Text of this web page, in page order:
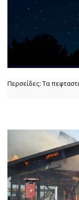
Περσείδες: Τα